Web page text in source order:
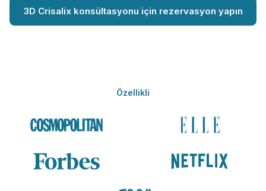
3D Crisalix konsültasyonu için rezervasyon yapın
Özellikli